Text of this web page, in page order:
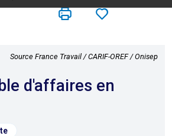
Source France Travail / CARIF-OREF / Onisep